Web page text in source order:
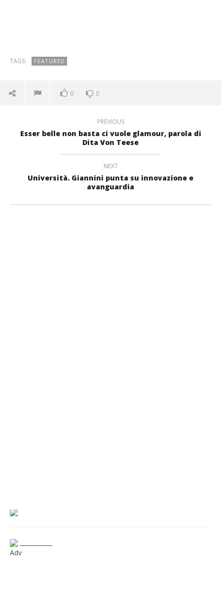
TAGS: FEATURED
0 0
PREVIOUS
Esser belle non basta ci vuole glamour, parola di
Dita Von Teese
NEXT
Università. Giannini punta su innovazione e
avanguardia
Adv